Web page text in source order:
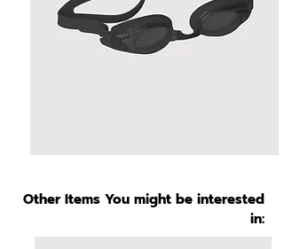
Other Items You might be interested
in: